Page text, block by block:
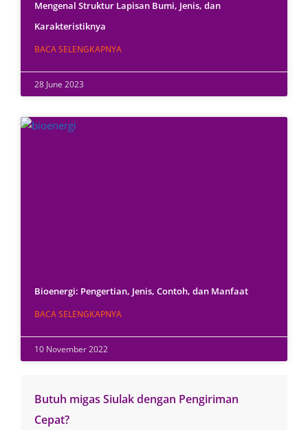
Mengenal Struktur Lapisan Bumi, Jenis, dan
Karakteristiknya
BACA SELENGKAPNYA
28 June 2023
Bioenergi: Pengertian, Jenis, Contoh, dan Manfaat
BACA SELENGKAPNYA
10 November 2022
Butuh migas Siulak dengan Pengiriman
Cepat?